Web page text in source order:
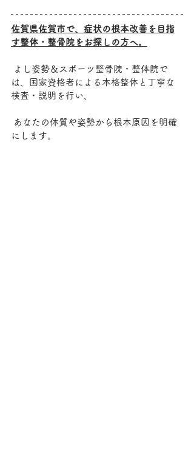
佐賀県佐賀市で、症状の根本改善を目指
す整体・整骨院をお探しの方へ。
よし姿勢＆スポーツ整骨院・整体院で
は、国家資格者による本格整体と丁寧な
検査・説明を行い、
あなたの体質や姿勢から根本原因を明確
にします。